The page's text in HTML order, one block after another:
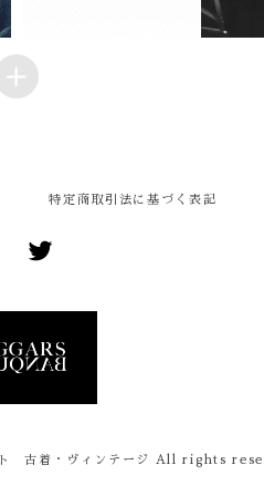
特定商取引法に基づく表記
古着・ヴィンテージ All rights